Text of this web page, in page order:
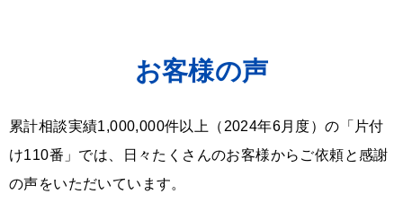
お客様の声
累計相談実績1,000,000件以上（2024年6月度）の「片付
け110番」では、日々たくさんのお客様からご依頼と感謝
の声をいただいています。